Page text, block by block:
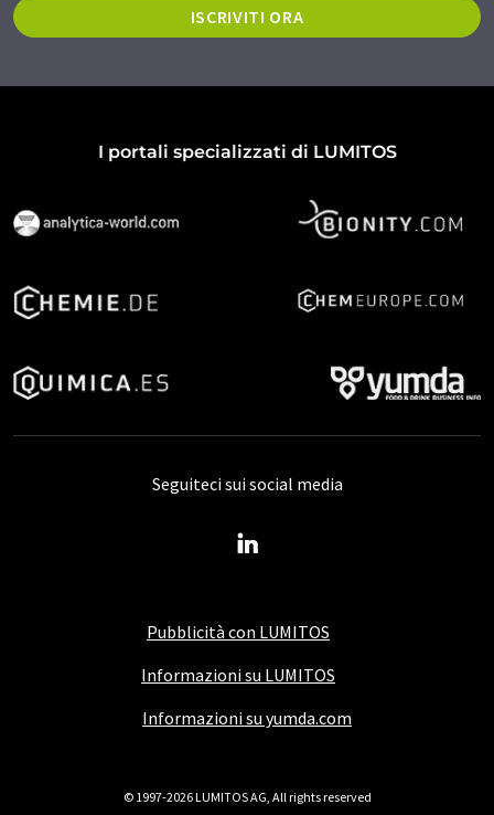
ISCRIVITI ORA
I portali specializzati di LUMITOS
Pubblicità con LUMITOS
Informazioni su LUMITOS
Informazioni su yumda.com
Seguiteci sui social media
© 1997-2026 LUMITOS AG, All rights reserved